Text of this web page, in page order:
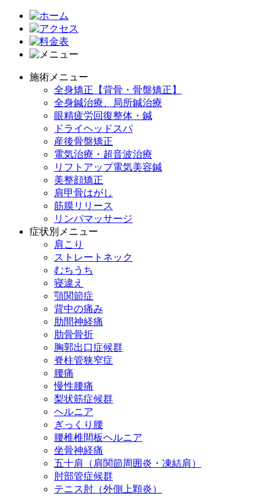
施術メニュー
全身矯正【背骨・骨盤矯正】
全身鍼治療、局所鍼治療
眼精疲労回復整体・鍼
ドライヘッドスパ
産後骨盤矯正
電気治療・超音波治療
リフトアップ電気美容鍼
美整顔矯正
肩甲骨はがし
筋膜リリース
リンパマッサージ
症状別メニュー
肩こり
ストレートネック
むちうち
寝違え
顎関節症
背中の痛み
肋間神経痛
肋骨骨折
胸郭出口症候群
脊柱管狭窄症
腰痛
慢性腰痛
梨状筋症候群
ヘルニア
ぎっくり腰
腰椎椎間板ヘルニア
坐骨神経痛
五十肩（肩関節周囲炎・凍結肩）
肘部管症候群
テニス肘（外側上顆炎）